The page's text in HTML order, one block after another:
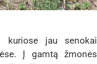
kuriose jau senokai
Į gamtą žmonės